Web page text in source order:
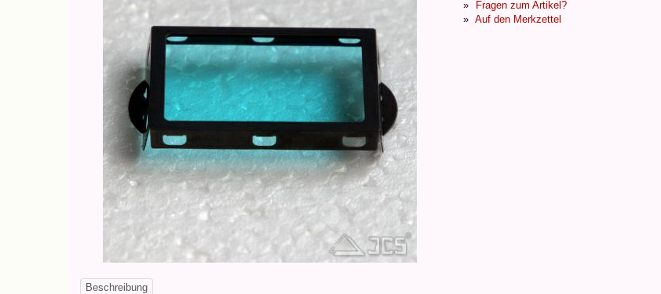
Fragen zum Artikel?
Auf den Merkzettel
Beschreibung